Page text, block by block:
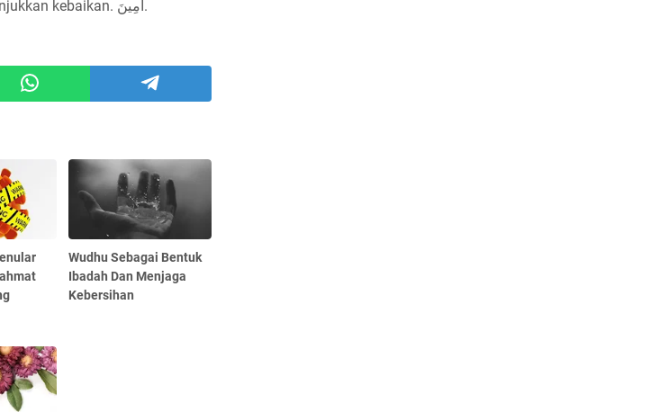
menjadi pembuka amal² kebaikan bagi anda yang telah menunjukkan kebaikan. آمِينَ.
Wudhu Sebagai Bentuk
Ibadah Dan Menjaga
Kebersihan